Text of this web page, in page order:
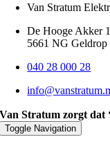
Van Stratum
De Hooge Akker
5661 NG Geldrop
040 28 000 28
Van Stratum zorgt dat
Toggle Navigation